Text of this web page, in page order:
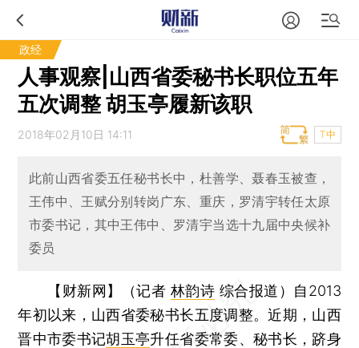
政经
人事观察|山西省委秘书长职位五年
五次调整 胡玉亭履新该职
2018年02月10日 14:11 T中
此前山西省委五任秘书长中，杜善学、聂春玉被查，
王伟中、王赋分别转岗广东、重庆，罗清宇转任太原
市委书记，其中王伟中、罗清宇当选十九届中央候补
委员
【财新网】（记者 林韵诗 综合报道） 自2013
年初以来，山西省委秘书长五度调整。近期，山西
晋中市委书记胡玉亭升任省委常委、秘书长，跻身